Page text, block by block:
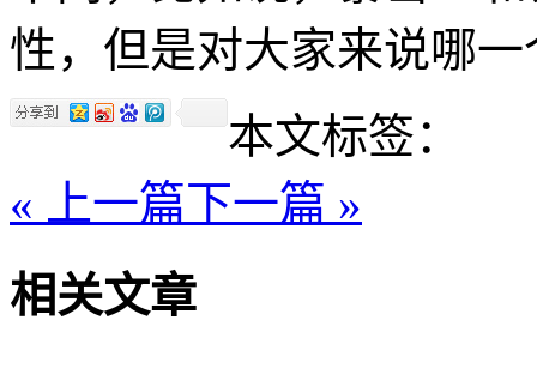
性，但是对大家来说哪
本文标签：
« 上一篇下一篇 »
相关文章